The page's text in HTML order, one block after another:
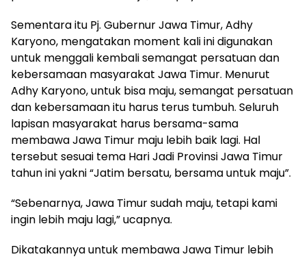
Sementara itu Pj. Gubernur Jawa Timur, Adhy
Karyono, mengatakan moment kali ini digunakan
untuk menggali kembali semangat persatuan dan
kebersamaan masyarakat Jawa Timur. Menurut
Adhy Karyono, untuk bisa maju, semangat persatuan
dan kebersamaan itu harus terus tumbuh. Seluruh
lapisan masyarakat harus bersama-sama
membawa Jawa Timur maju lebih baik lagi. Hal
tersebut sesuai tema Hari Jadi Provinsi Jawa Timur
tahun ini yakni “Jatim bersatu, bersama untuk maju”.
“Sebenarnya, Jawa Timur sudah maju, tetapi kami
ingin lebih maju lagi,” ucapnya.
Dikatakannya untuk membawa Jawa Timur lebih